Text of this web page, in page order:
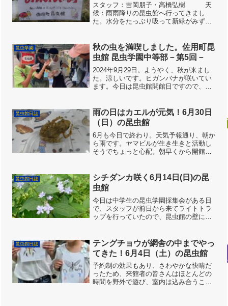
スタッフ：吉岡朋子・高橋弘樹 天
候：雨雨降りの昆虫館へ行ってきまし
た。水分をたっぷり吸って新緑がみずみ
にあげたつもりでしたが調子が悪く変で
すねと言っているところに斎...
昆虫学園
秋の虫を満喫しました。佐用町昆
虫館 昆虫学園中等部－第5回－
2024年9月29日。ようやく、秋が来まし
た。涼しいです。ヒガンバナが咲いてい
ます。今日は昆虫館開館日ですので、仁
カトンボ類など、よく見かけるけれども
同定が難しい（よくい...
昆虫館日誌
雨の日はカエルが元気！6月30日
（日）の昆虫館
6月も今日で終わり。天気予報通り、朝か
ら雨です。ヤマビルが生き生きと活動し
そうでちょっと心配。朝早くから開館準
が・・・。予想通り、大きな個体が這い
上がってきていたので吸血未...
昆虫館日誌
シチダンカ咲く6月14日(日)の昆
虫館
今日は中学生の昆虫学園採集会がある日
で、スタッフが前日から来てライトトラ
ップを行っていたので、昆虫館の壁には
色々な植物を植えられていたので、昆虫
館の周りでは今でも季節によ...
昆虫館日誌
テングチョウが網舎の中までやっ
てきた！6月4日（土）の昆虫館
予約制の効果もあり、さわやかな快晴だ
ったため、来館者の皆さんはほとんどの
時間を野外で遊び、室内は込み合うこと